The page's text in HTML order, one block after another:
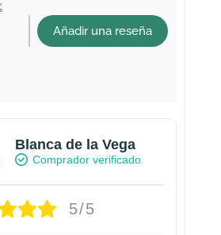
Añadir una reseña
Blanca de la Vega
Comprador verificado
5/5